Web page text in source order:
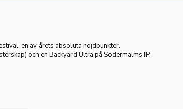
en av årets absoluta höjdpunkter.
och en Backyard Ultra på Södermalms IP.